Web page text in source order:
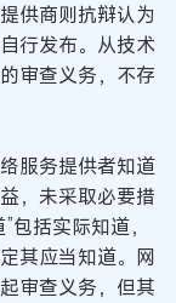
供商则抗辩认为
行发布。从技术
审查义务，不存
服务提供者知道
，未采取必要措
括实际知道，
其应当知道。网
审查义务，但其